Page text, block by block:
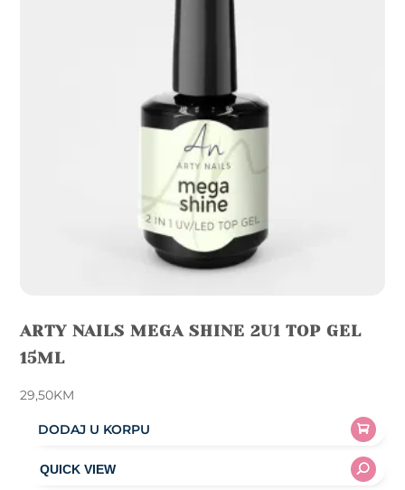
ARTY NAILS MEGA SHINE 2U1 TOP GEL
15ML
29,50KM
DODAJ U KORPU